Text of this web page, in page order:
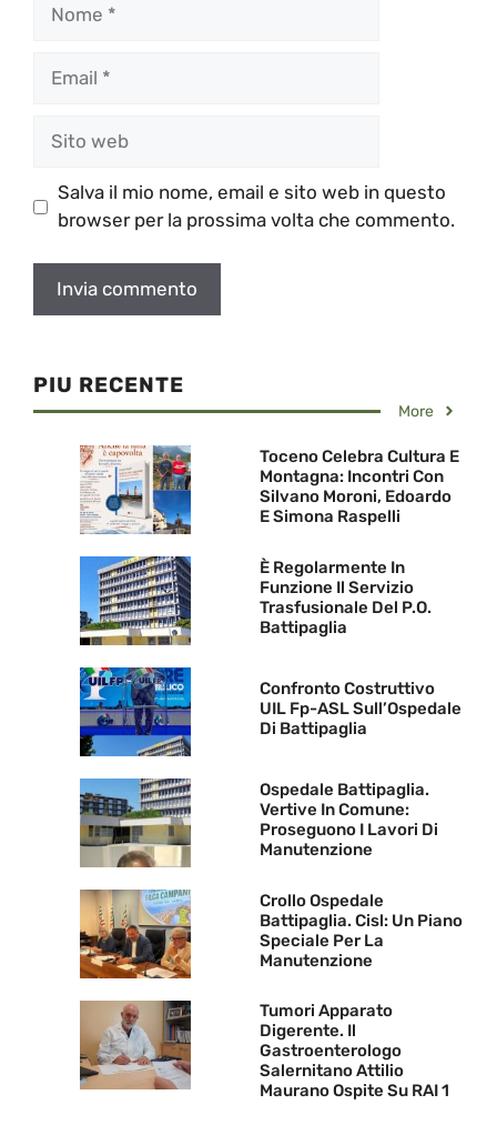
Salva il mio nome, email e sito web in questo
browser per la prossima volta che commento.
PIU RECENTE
More
Toceno Celebra Cultura E
Montagna: Incontri Con
Silvano Moroni, Edoardo
E Simona Raspelli
È Regolarmente In
Funzione Il Servizio
Trasfusionale Del P.O.
Battipaglia
Confronto Costruttivo
UIL Fp-ASL Sull’Ospedale
Di Battipaglia
Ospedale Battipaglia.
Vertive In Comune:
Proseguono I Lavori Di
Manutenzione
Crollo Ospedale
Battipaglia. Cisl: Un Piano
Speciale Per La
Manutenzione
Tumori Apparato
Digerente. Il
Gastroenterologo
Salernitano Attilio
Maurano Ospite Su RAI 1